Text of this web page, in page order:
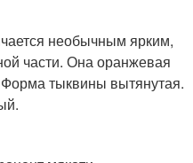
необычным ярким,
части. Она оранжевая
тыквины вытянутая.